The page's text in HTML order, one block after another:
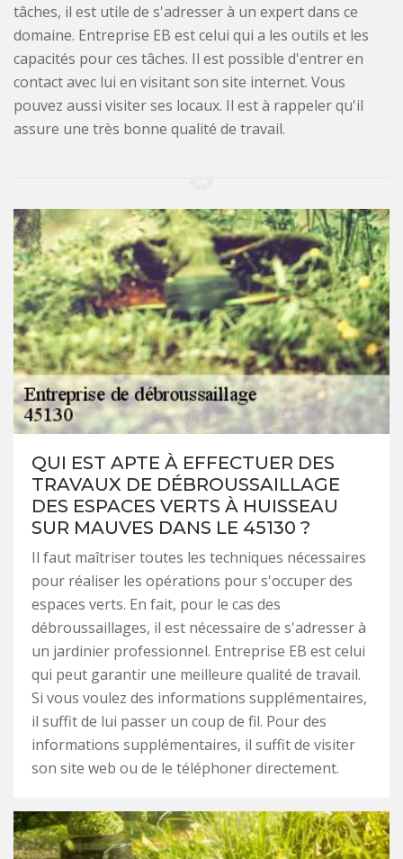
tâches, il est utile de s'adresser à un expert dans ce
domaine. Entreprise EB est celui qui a les outils et les
capacités pour ces tâches. Il est possible d'entrer en
contact avec lui en visitant son site internet. Vous
pouvez aussi visiter ses locaux. Il est à rappeler qu'il
assure une très bonne qualité de travail.
QUI EST APTE À EFFECTUER DES
TRAVAUX DE DÉBROUSSAILLAGE
DES ESPACES VERTS À HUISSEAU
SUR MAUVES DANS LE 45130 ?
Il faut maîtriser toutes les techniques nécessaires
pour réaliser les opérations pour s'occuper des
espaces verts. En fait, pour le cas des
débroussaillages, il est nécessaire de s'adresser à
un jardinier professionnel. Entreprise EB est celui
qui peut garantir une meilleure qualité de travail.
Si vous voulez des informations supplémentaires,
il suffit de lui passer un coup de fil. Pour des
informations supplémentaires, il suffit de visiter
son site web ou de le téléphoner directement.